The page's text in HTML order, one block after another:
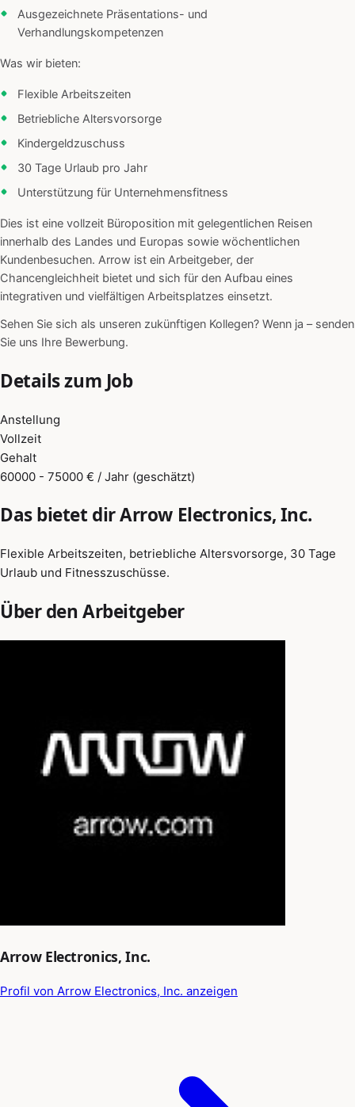
Ausgezeichnete Präsentations- und
Verhandlungskompetenzen
Was wir bieten:
Flexible Arbeitszeiten
Betriebliche Altersvorsorge
Kindergeldzuschuss
30 Tage Urlaub pro Jahr
Unterstützung für Unternehmensfitness
Dies ist eine vollzeit Büroposition mit gelegentlichen Reisen
innerhalb des Landes und Europas sowie wöchentlichen
Kundenbesuchen. Arrow ist ein Arbeitgeber, der
Chancengleichheit bietet und sich für den Aufbau eines
integrativen und vielfältigen Arbeitsplatzes einsetzt.
Sehen Sie sich als unseren zukünftigen Kollegen? Wenn ja – senden
Sie uns Ihre Bewerbung.
Details zum Job
Anstellung
Vollzeit
Gehalt
60000 - 75000 € / Jahr (geschätzt)
Das bietet dir Arrow Electronics, Inc.
Flexible Arbeitszeiten, betriebliche Altersvorsorge, 30 Tage
Urlaub und Fitnesszuschüsse.
Über den Arbeitgeber
Arrow Electronics, Inc.
Profil von Arrow Electronics, Inc. anzeigen